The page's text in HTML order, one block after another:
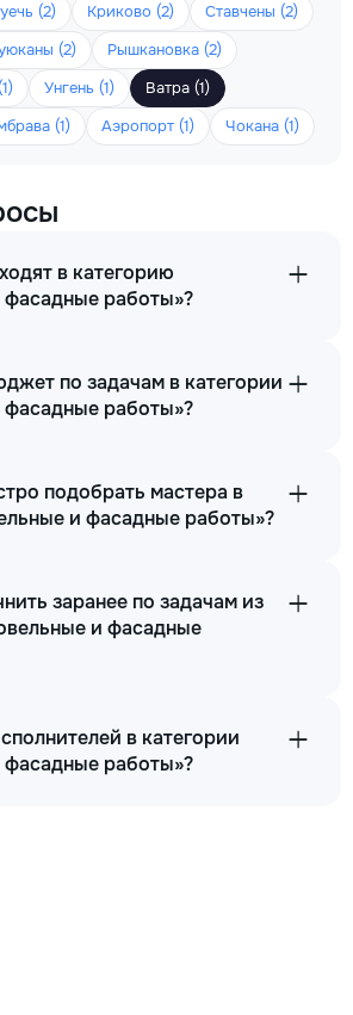
(2) Криково (2)
Ставчены (2)
(2)
Рышкановка (2)
Унгень (1)
Ватра (1)
(1) Аэропорт (1) Чокана (1)
в категорию
работы»?
по задачам в категории
работы»?
подобрать мастера в
и фасадные работы»?
заранее по задачам из
и фасадные
в категории
работы»?